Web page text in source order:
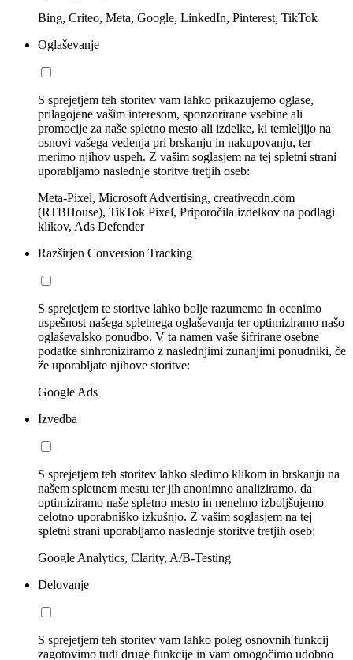
Bing, Criteo, Meta, Google, LinkedIn, Pinterest, TikTok
Oglaševanje
S sprejetjem teh storitev vam lahko prikazujemo oglase,
prilagojene vašim interesom, sponzorirane vsebine ali
promocije za naše spletno mesto ali izdelke, ki temleljijo na
osnovi vašega vedenja pri brskanju in nakupovanju, ter
merimo njihov uspeh. Z vašim soglasjem na tej spletni strani
uporabljamo naslednje storitve tretjih oseb:
Meta-Pixel, Microsoft Advertising, creativecdn.com
(RTBHouse), TikTok Pixel, Priporočila izdelkov na podlagi
klikov, Ads Defender
Razširjen Conversion Tracking
S sprejetjem te storitve lahko bolje razumemo in ocenimo
uspešnost našega spletnega oglaševanja ter optimiziramo našo
oglaševalsko ponudbo. V ta namen vaše šifrirane osebne
podatke sinhroniziramo z naslednjimi zunanjimi ponudniki, če
že uporabljate njihove storitve:
Google Ads
Izvedba
S sprejetjem teh storitev lahko sledimo klikom in brskanju na
našem spletnem mestu ter jih anonimno analiziramo, da
optimiziramo naše spletno mesto in nenehno izboljšujemo
celotno uporabniško izkušnjo. Z vašim soglasjem na tej
spletni strani uporabljamo naslednje storitve tretjih oseb:
Google Analytics, Clarity, A/B-Testing
Delovanje
S sprejetjem teh storitev vam lahko poleg osnovnih funkcij
zagotovimo tudi druge funkcije in vam omogočimo udobno